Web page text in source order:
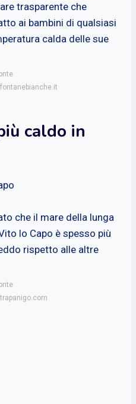
trasparente che
ai bambini di qualsiasi
calda delle sue
caldo in
che il mare della lunga
lo Capo è spesso più
rispetto alle altre